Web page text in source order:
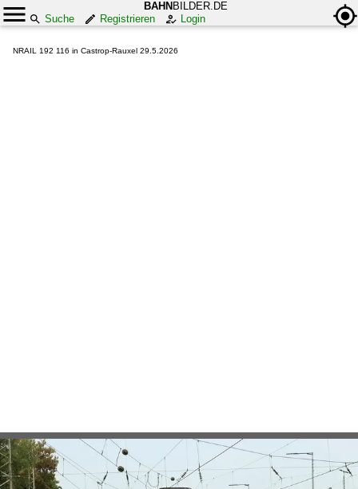
BAHN BILDER.DE
Suche
Registrieren Login
NRAIL 192 116 in Castrop-Rauxel 29.5.2026